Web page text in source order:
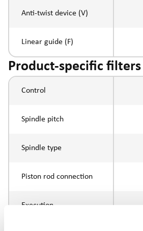
Anti-twist device (V)
Linear guide (F)
Product-specific filters
Control
Spindle pitch
Spindle type
Piston rod connection
Execution